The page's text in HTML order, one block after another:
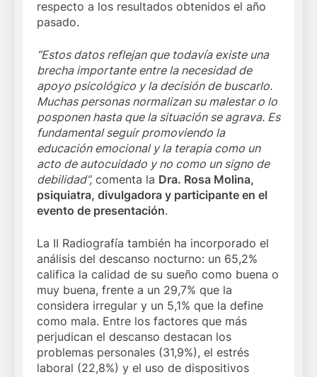
respecto a los resultados obtenidos el año
pasado.
“Estos datos reflejan que todavía existe una
brecha importante entre la necesidad de
apoyo psicológico y la decisión de buscarlo.
Muchas personas normalizan su malestar o lo
posponen hasta que la situación se agrava. Es
fundamental seguir promoviendo la
educación emocional y la terapia como un
acto de autocuidado y no como un signo de
debilidad”, comenta la Dra. Rosa Molina,
psiquiatra, divulgadora y participante en el
evento de presentación.
La II Radiografía también ha incorporado el
análisis del descanso nocturno: un 65,2%
califica la calidad de su sueño como buena o
muy buena, frente a un 29,7% que la
considera irregular y un 5,1% que la define
como mala. Entre los factores que más
perjudican el descanso destacan los
problemas personales (31,9%), el estrés
laboral (22,8%) y el uso de dispositivos